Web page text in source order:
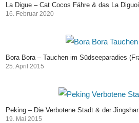
La Digue – Cat Cocos Fähre & das La
16. Februar 2020
Bora Bora – Tauchen im Südseeparadies
25. April 2015
Peking – Die Verbotene Stadt & der
19. Mai 2015